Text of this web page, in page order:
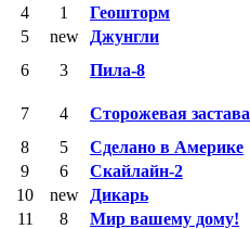
4
1 Геошторм
5
new Джунгли
6
3 Пила-8
7 4 Сторожевая застава
8
5 Сделано в Америке
9
6 Скайлайн-2
10
new Дикарь
11
8 Мир вашему дому!